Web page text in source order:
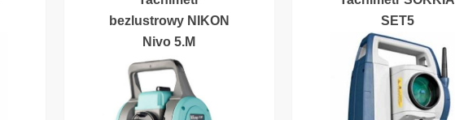
bezlustrowy NIKON
Nivo 5.M
SET5